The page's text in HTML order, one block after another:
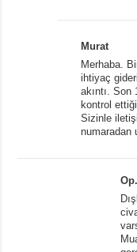
Murat
Merhaba.
ihtiyaç
akıntı. Son
kontrol
Sizinle
numaradan